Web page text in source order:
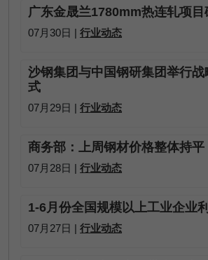
广东金晟兰1780mm热连轧项目
07月30日 | 行业动态
沙钢集团与中国钢研集团举行战
式
07月29日 | 行业动态
商务部：上周钢材价格整体持平
07月28日 | 行业动态
1-6月份全国规模以上工业企业
07月27日 | 行业动态